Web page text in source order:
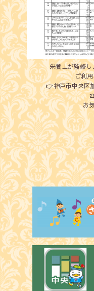
栄養士が監修し、園で
ご利用
👉神戸市中央区
お気